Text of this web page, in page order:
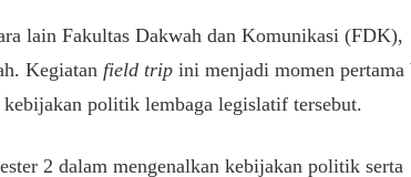
lain Fakultas Dakwah dan Komunikasi (FDK),
Kegiatan field trip ini menjadi momen pertama
politik lembaga legislatif tersebut.
2 dalam mengenalkan kebijakan politik serta